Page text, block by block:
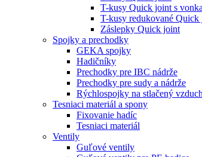
T-kusy Quick joint s
T-kusy redukované Quick
Záslepky Quick joint
Spojky a prechodky
GEKA spojky
Hadičníky
Prechodky pre IBC nádrže
Prechodky pre sudy a nádrže
Rýchlospojky na stlačený vzduch
Tesniaci materiál a spony
Fixovanie hadíc
Tesniaci materiál
Ventily
Guľové ventily